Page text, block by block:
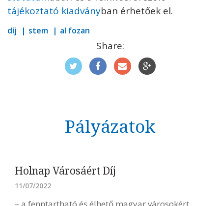
tájékoztató kiadványban érhetőek el.
díj stem al fozan
Share:
Pályázatok
Holnap Városáért Díj
11/07/2022